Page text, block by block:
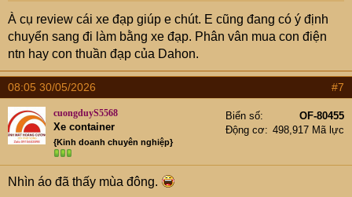
À cụ review cái xe đạp giúp e chút. E cũng đang có ý định
chuyển sang đi làm bằng xe đạp. Phân vân mua con điện
ntn hay con thuần đạp của Dahon.
08:05 30/05/2026 #7
cuongduyS5568
Xe container
{Kinh doanh chuyên nghiệp}
Biển số
OF-80455
Động cơ
498,917 Mã lực
Nhìn áo đã thấy mùa đông.